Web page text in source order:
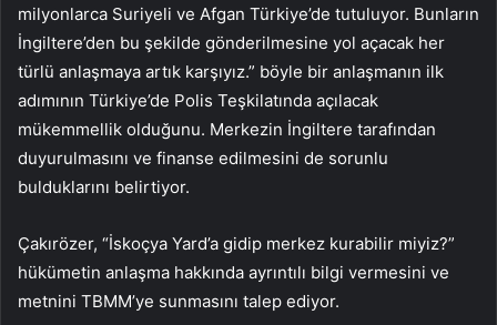
milyonlarca Suriyeli ve Afgan Türkiye’de tutuluyor. Bunların
İngiltere’den bu şekilde gönderilmesine yol açacak her
türlü anlaşmaya artık karşıyız.” böyle bir anlaşmanın ilk
adımının Türkiye’de Polis Teşkilatında açılacak
mükemmellik olduğunu. Merkezin İngiltere tarafından
duyurulmasını ve finanse edilmesini de sorunlu
bulduklarını belirtiyor.
Çakırözer, “İskoçya Yard’a gidip merkez kurabilir miyiz?”
hükümetin anlaşma hakkında ayrıntılı bilgi vermesini ve
metnini TBMM’ye sunmasını talep ediyor.